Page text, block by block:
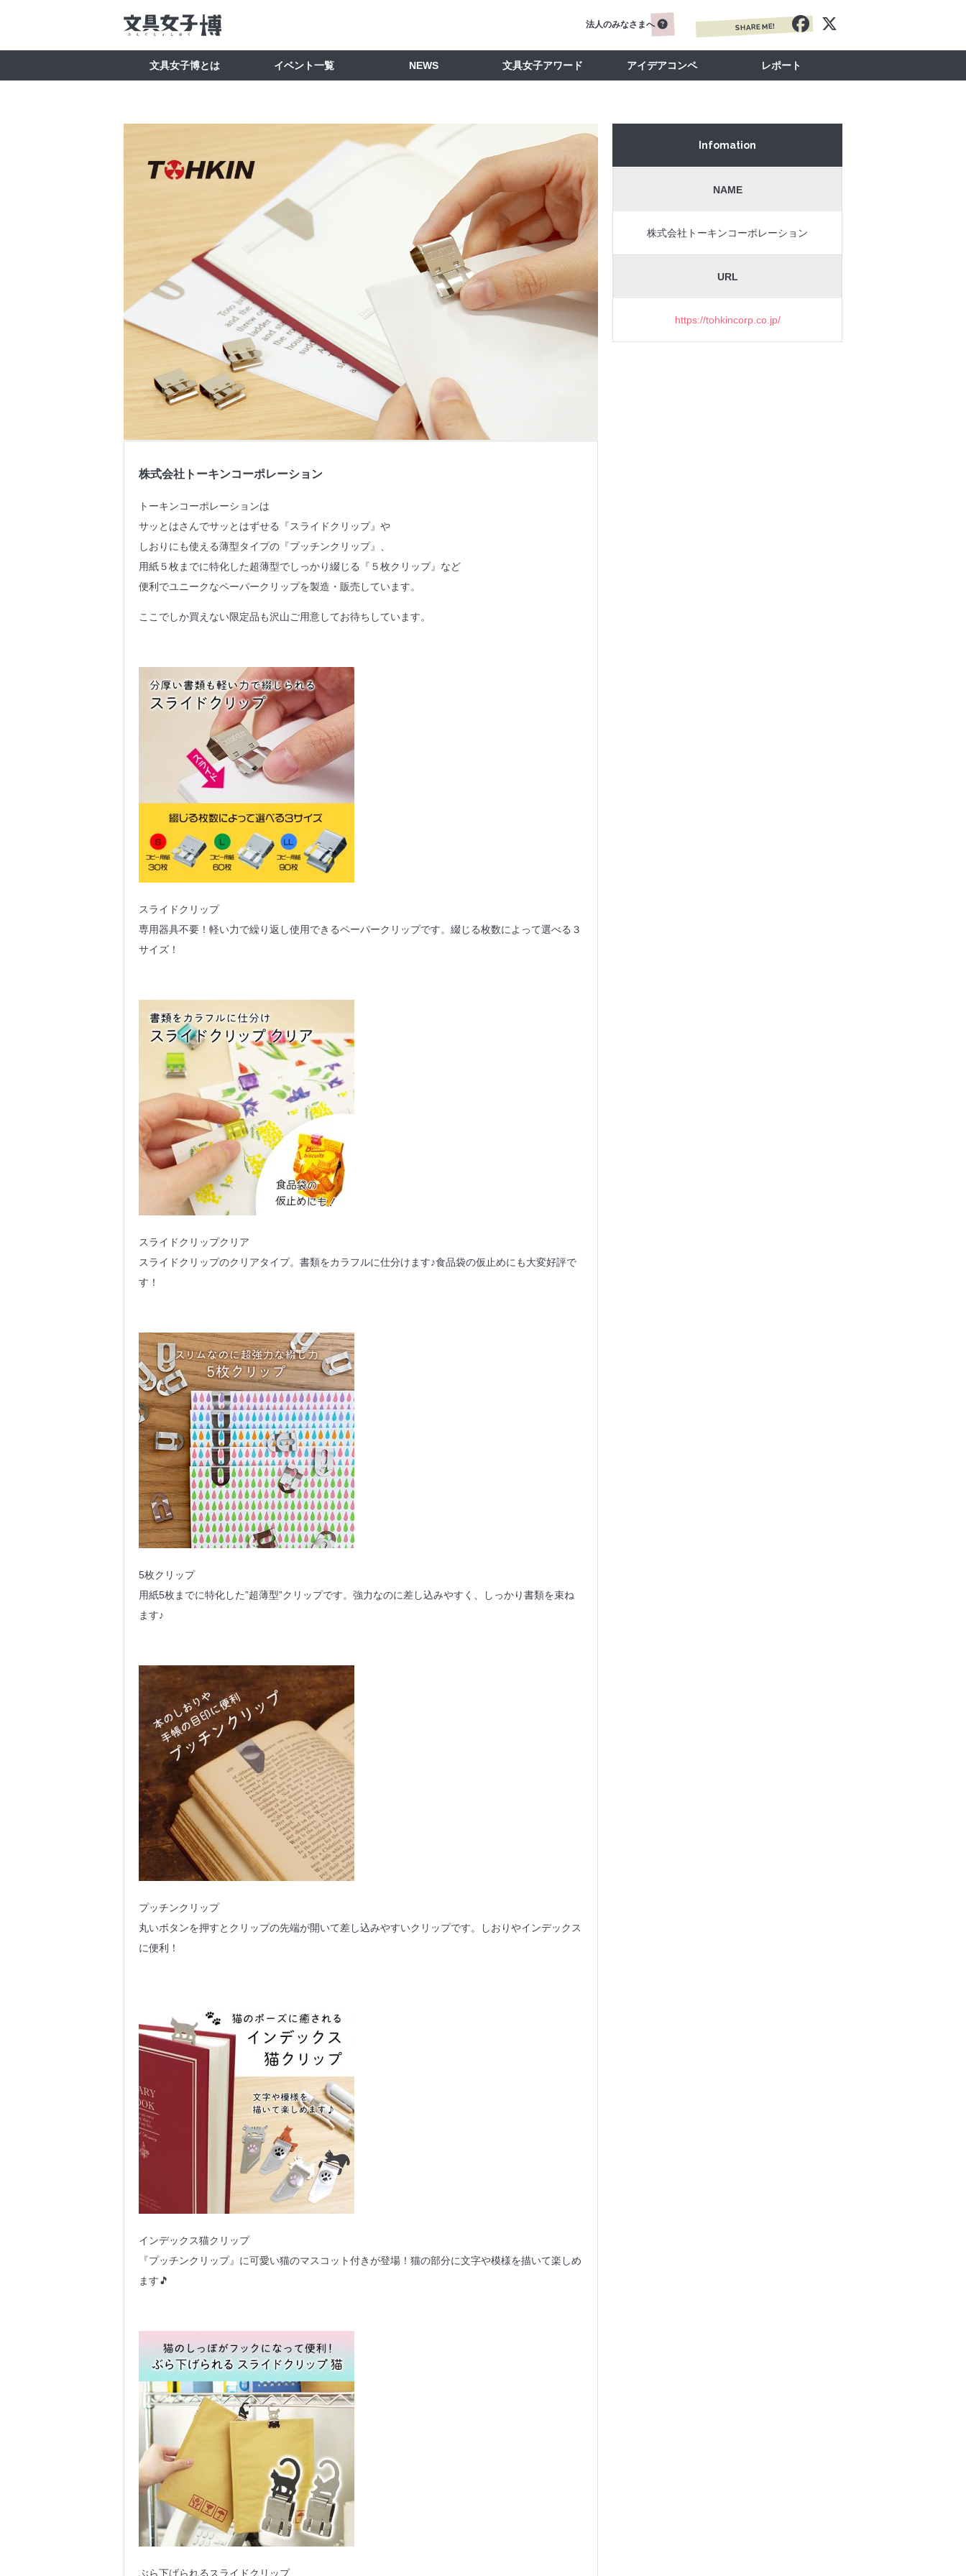
文具女子博とは イベント一覧 NEWS 文具女子アワード アイデアコンペ レポート
法人のみなさまへ SHARE ME!
株式会社トーキンコーポレーション
トーキンコーポレーションは
サッとはさんでサッとはずせる『スライドクリップ』や
しおりにも使える薄型タイプの『プッチンクリップ』、
用紙５枚までに特化した超薄型でしっかり綴じる『５枚クリップ』など
便利でユニークなペーパークリップを製造・販売しています。
ここでしか買えない限定品も沢山ご用意してお待ちしています。
スライドクリップ
専用器具不要！軽い力で繰り返し使用できるペーパークリップです。綴じる枚数によって選べる３
サイズ！
スライドクリップクリア
スライドクリップのクリアタイプ。書類をカラフルに仕分けます♪食品袋の仮止めにも大変好評で
す！
5枚クリップ
用紙5枚までに特化した”超薄型”クリップです。強力なのに差し込みやすく、しっかり書類を束ね
ます♪
プッチンクリップ
丸いボタンを押すとクリップの先端が開いて差し込みやすいクリップです。しおりやインデックス
に便利！
インデックス猫クリップ
『プッチンクリップ』に可愛い猫のマスコット付きが登場！猫の部分に文字や模様を描いて楽しめ
ます🎵
ぶら下げられるスライドクリップ
Infomation
NAME
株式会社トーキンコーポレーション
URL
https://tohkincorp.co.jp/